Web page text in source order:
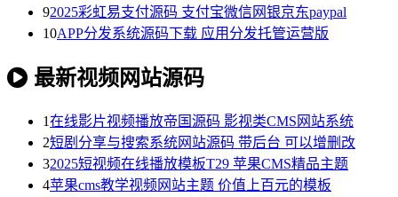
92025彩虹易支付源码 支付宝微信网银京东paypal
10APP分发系统源码下载 应用分发托管运营版
最新视频网站源码
1在线影片视频播放帝国源码 影视类CMS网站系统
2短剧分享与搜索系统网站源码 带后台 可以增删改
32025短视频在线播放模板T29 苹果CMS精品主题
4苹果cms教学视频网站主题 价值上百元的模板